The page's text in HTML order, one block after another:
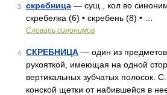
3 скребница — сущ., кол во
скребелка (6) • скребень (8) • …
Словарь синонимов
4 СКРЕБНИЦА — один из предметов
рукояткой, имеющая на одной
вертикальных зубчатых полосок.
конской щетки от набившейся в